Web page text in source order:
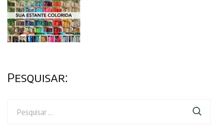
Pesquisar:
por: